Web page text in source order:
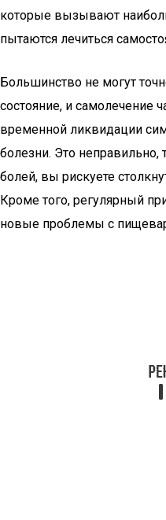
которые вызывают
пытаются лечиться
Большинство не могут
состояние, и самолечение
временной ликвидации
болезни. Это неправильно,
болей, вы рискуете
Кроме того, регулярный
новые проблемы с